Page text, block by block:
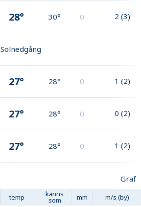
28° 30° 0 2 (3)
Solnedgång
27° 28° 0 1 (2)
27° 28° 0 0 (2)
27° 28° 0 1 (2)
Graf
temp känns
som mm m/s (by)